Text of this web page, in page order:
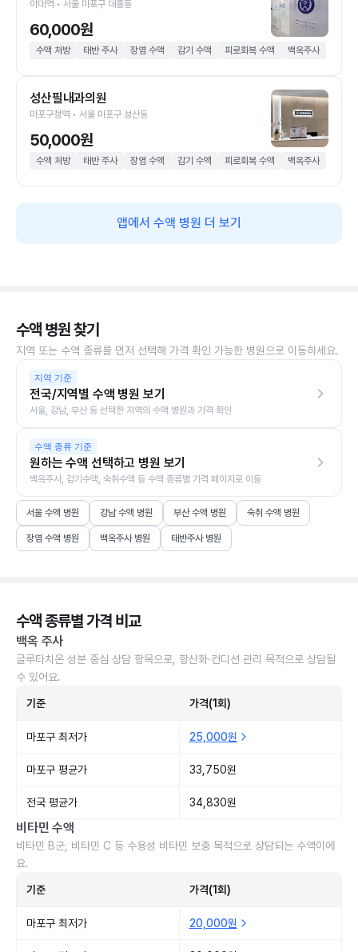
이대역 • 서울 마포구 대흥동
60,000원
수액 처방 태반 주사 장염 수액 감기 수액 피로회복 수액 백옥주사
성산필내과의원
마포구청역 • 서울 마포구 성산동
50,000원
수액 처방 태반 주사 장염 수액 감기 수액 피로회복 수액 백옥주사
앱에서 수액 병원 더 보기
수액 병원 찾기
지역 또는 수액 종류를 먼저 선택해 가격 확인 가능한 병원으로 이동하세요.
지역 기준
전국/지역별 수액 병원 보기
서울, 강남, 부산 등 선택한 지역의 수액 병원과 가격 확인
수액 종류 기준
원하는 수액 선택하고 병원 보기
백옥주사, 감기수액, 숙취수액 등 수액 종류별 가격 페이지로 이동
서울 수액 병원 강남 수액 병원 부산 수액 병원 숙취 수액 병원
장염 수액 병원 백옥주사 병원 태반주사 병원
수액 종류별 가격 비교
백옥 주사
글루타치온 성분 중심 상담 항목으로, 항산화·컨디션 관리 목적으로 상담될
수 있어요.
기준 가격(1회)
마포구 최저가 25,000원
마포구 평균가 33,750원
전국 평균가 34,830원
비타민 수액
비타민 B군, 비타민 C 등 수용성 비타민 보충 목적으로 상담되는 수액이에
요.
기준 가격(1회)
마포구 최저가 20,000원